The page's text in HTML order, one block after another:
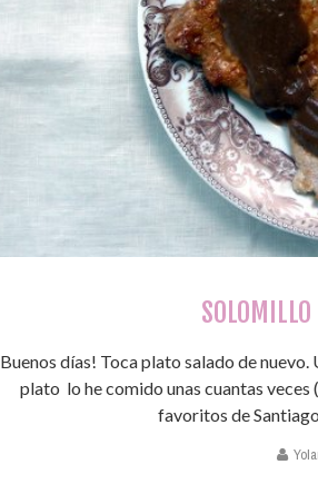
Buenos días! Toca plato salado de
plato lo he comido unas cuantas veces
favoritos de